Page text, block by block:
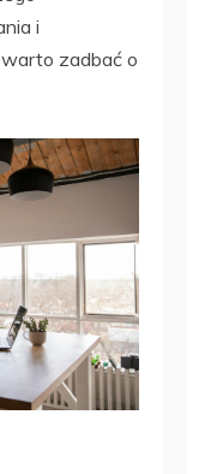
i
zadbać o